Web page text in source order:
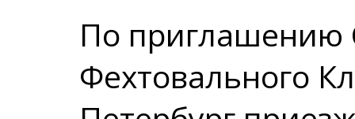
По приглашению
Фехтовального